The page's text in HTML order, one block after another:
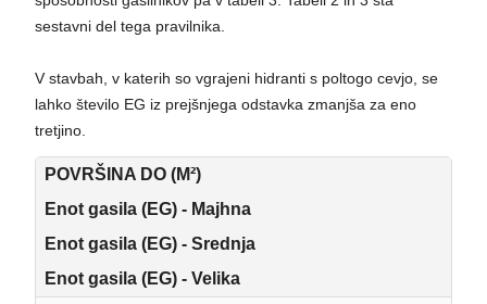
sestavni del tega pravilnika.
V stavbah, v katerih so vgrajeni hidranti s poltogo cevjo, se
lahko število EG iz prejšnjega odstavka zmanjša za eno
tretjino.
POVRŠINA DO (M²)
Enot gasila (EG) - Majhna
Enot gasila (EG) - Srednja
Enot gasila (EG) - Velika